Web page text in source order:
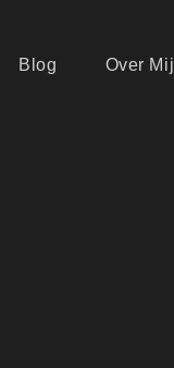
Blog Over Mij